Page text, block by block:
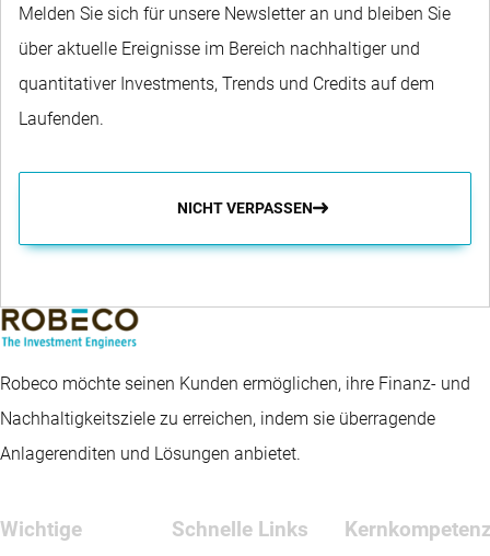
Melden Sie sich für unsere Newsletter an und bleiben Sie
über aktuelle Ereignisse im Bereich nachhaltiger und
quantitativer Investments, Trends und Credits auf dem
Laufenden.
NICHT VERPASSEN
Robeco möchte seinen Kunden ermöglichen, ihre Finanz- und
Nachhaltigkeitsziele zu erreichen, indem sie überragende
Anlagerenditen und Lösungen anbietet.
Wichtige
Schnelle Links